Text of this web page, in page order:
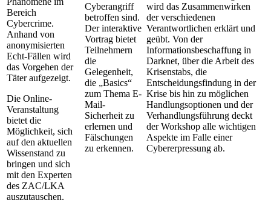
Bereich
Cybercrime.
Anhand von
anonymisierten
Echt-Fällen wird
das Vorgehen der
Täter aufgezeigt.
Die Online-
Veranstaltung
bietet die
Möglichkeit, sich
auf den aktuellen
Wissenstand zu
bringen und sich
mit den Experten
des ZAC/LKA
auszutauschen.
Cyberangriff
betroffen sind.
Der interaktive
Vortrag bietet
Teilnehmern
die
Gelegenheit,
die „Basics“
zum Thema E-
Mail-
Sicherheit zu
erlernen und
Fälschungen
zu erkennen.
wird das Zusammenwirken
der verschiedenen
Verantwortlichen erklärt und
geübt. Von der
Informationsbeschaffung in
Darknet, über die Arbeit des
Krisenstabs, die
Entscheidungsfindung in der
Krise bis hin zu möglichen
Handlungsoptionen und der
Verhandlungsführung deckt
der Workshop alle wichtigen
Aspekte im Falle einer
Cybererpressung ab.